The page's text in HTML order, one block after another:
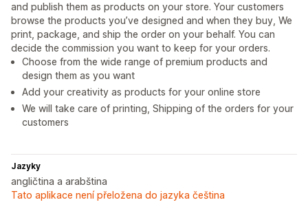
and publish them as products on your store. Your customers
browse the products you’ve designed and when they buy, We
print, package, and ship the order on your behalf. You can
decide the commission you want to keep for your orders.
Choose from the wide range of premium products and
design them as you want
Add your creativity as products for your online store
We will take care of printing, Shipping of the orders for your
customers
Jazyky
angličtina a arabština
Tato aplikace není přeložena do jazyka čeština